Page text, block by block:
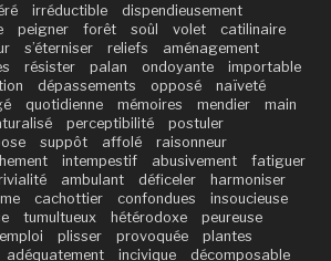
irréductible
dispendieusement
peigner forêt soûl volet
catilinaire
s’éterniser reliefs
aménagement
résister palan ondoyante
importable
dépassements opposé
naïveté
quotidienne mémoires mendier
main
perceptibilité
postuler
suppôt affolé
raisonneur
intempestif abusivement
fatiguer
ambulant déficeler
harmoniser
cachottier confondues
insoucieuse
tumultueux hétérodoxe
peureuse
plisser provoquée
plantes
adéquatement incivique
décomposable